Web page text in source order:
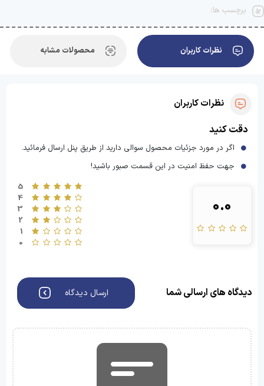
برچسب ها:
نظرات کاربران محصولات مشابه
نظرات کاربران
دقت کنید
اگر در مورد جزئیات محصول سوالی دارید از طریق پنل ارسال فرمائید.
جهت حفظ امنیت در این قسمت صبور باشید!
0.0
5
4
3
2
1
0
دیدگاه های ارسالی شما ارسال دیدگاه